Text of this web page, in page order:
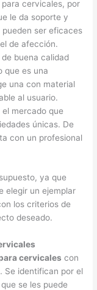
cervicales, por
le da soporte y
pueden ser eficaces
de afección.
buena calidad
que es una
una con material
al usuario.
mercado que
únicas. De
con un profesional
ya que
elegir un ejemplar
los criterios de
deseado.
cervicales con
Se identifican por el
se les puede